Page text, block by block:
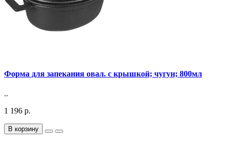
Форма для запекания овал. с крышкой; чугун; 800мл
..
1 196 р.
В корзину